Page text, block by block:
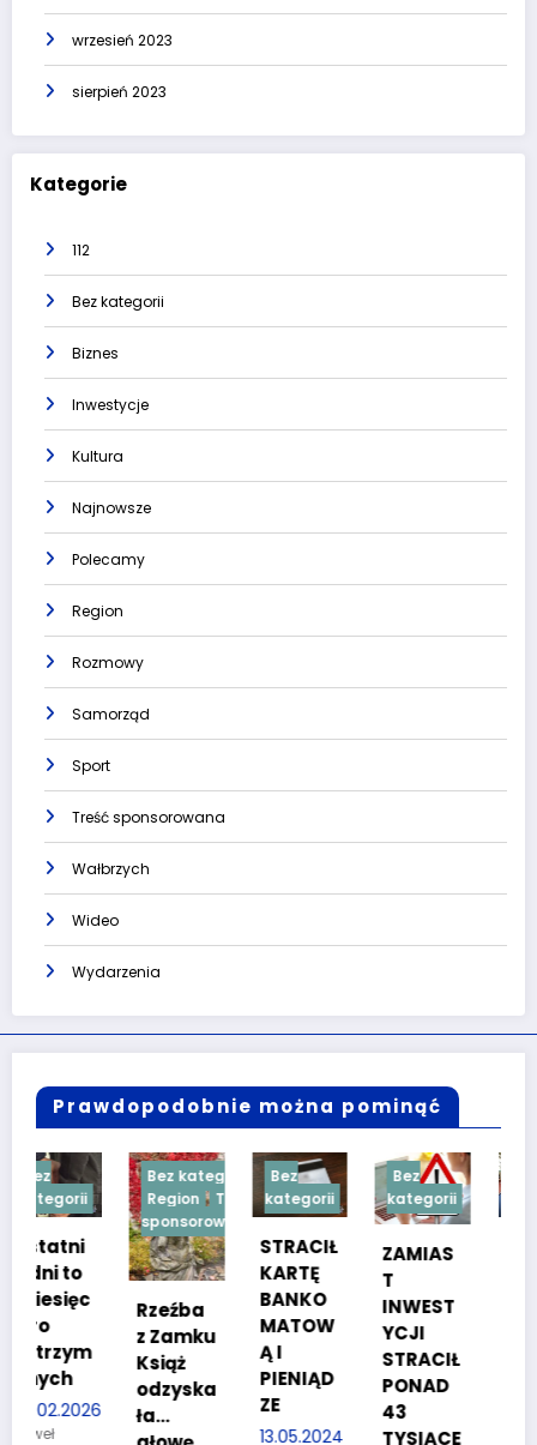
wrzesień 2023
sierpień 2023
Kategorie
112
Bez kategorii
Biznes
Inwestycje
Kultura
Najnowsze
Polecamy
Region
Rozmowy
Samorząd
Sport
Treść sponsorowana
Wałbrzych
Wideo
Wydarzenia
Prawdopodobnie można pominąć
Bez kategorii
Region
Treść
sponsorowana
Rzeźba
Książ
odzyska
ła…
Bez
kategorii
STRACIŁ
KARTĘ
BANKO
MATOW
Ą I
PIENIĄD
ZE
13.05.2024
Bez
kategorii
ZAMIAS
T
INWEST
YCJI
PONAD
TYSIĄCE
Bez
kategorii
TESTY
NOŚCIO
WE DLA
KANDYD
ATÓW
POLICJI